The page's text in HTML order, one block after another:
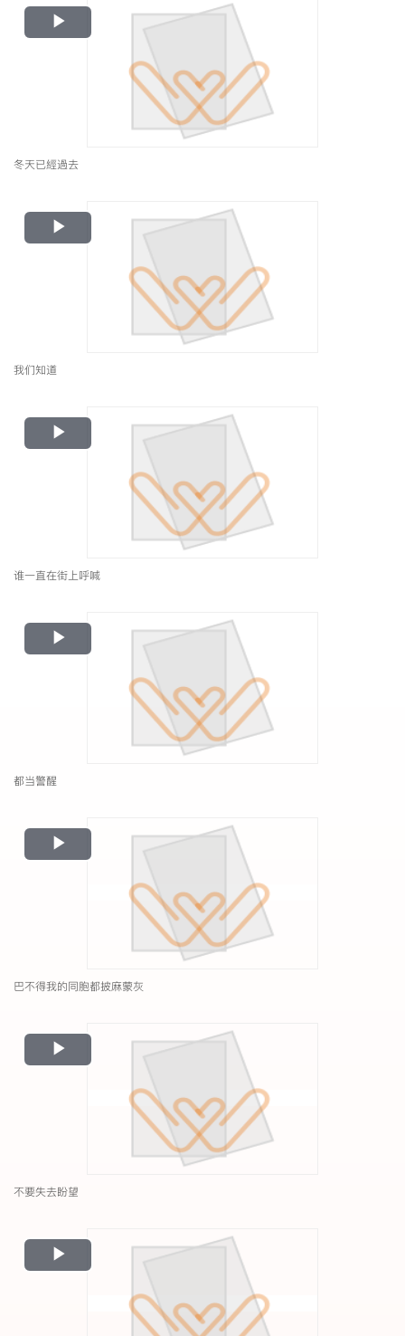
Play
Video
冬天已經過去
Play
Video
我们知道
Play
Video
谁一直在街上呼喊
Play
Video
都当警醒
Play
Video
巴不得我的同胞都披麻蒙灰
Play
Video
不要失去盼望
Play
Video